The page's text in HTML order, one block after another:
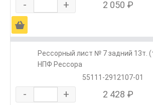
- + 2 050 ₽
Ä
Рессорный лист № 7 задний 13т.
НПФ Рессора
55111-2912107-01
- + 2 428 ₽